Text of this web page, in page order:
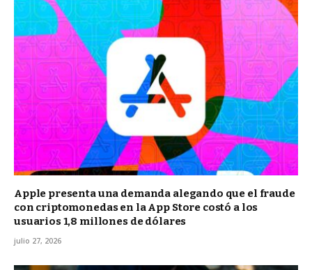
Apple presenta una demanda alegando que el fraude
con criptomonedas en la App Store costó a los
usuarios 1,8 millones de dólares
julio 27, 2026